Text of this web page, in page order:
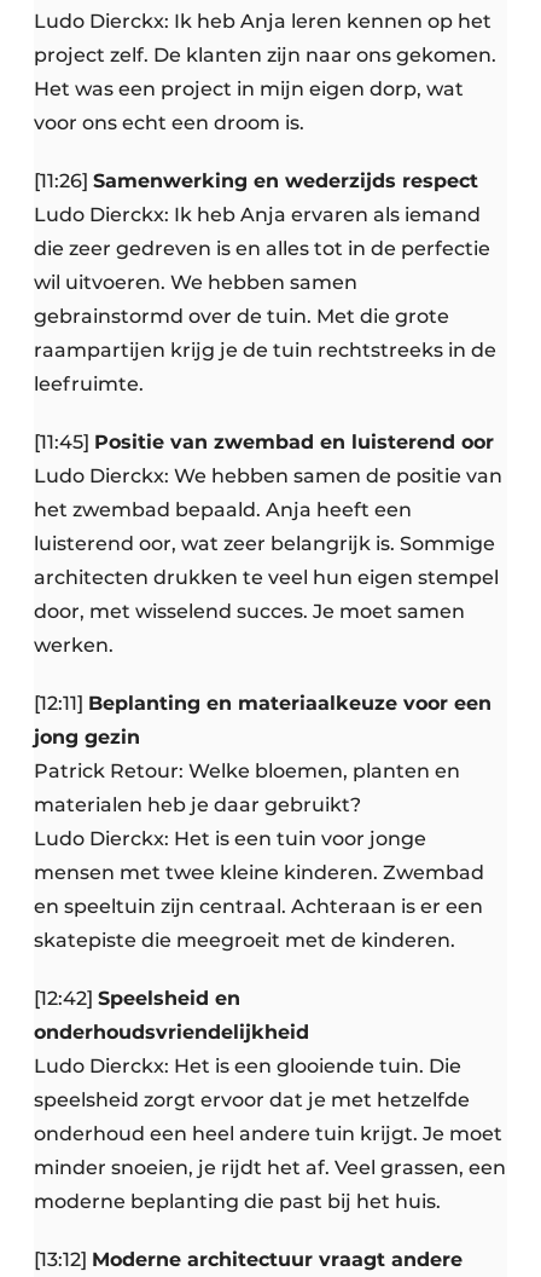
Ludo Dierckx: Ik heb Anja leren kennen op het
project zelf. De klanten zijn naar ons gekomen.
Het was een project in mijn eigen dorp, wat
voor ons echt een droom is.
[11:26] Samenwerking en wederzijds respect
Ludo Dierckx: Ik heb Anja ervaren als iemand
die zeer gedreven is en alles tot in de perfectie
wil uitvoeren. We hebben samen
gebrainstormd over de tuin. Met die grote
raampartijen krijg je de tuin rechtstreeks in de
leefruimte.
[11:45] Positie van zwembad en luisterend oor
Ludo Dierckx: We hebben samen de positie van
het zwembad bepaald. Anja heeft een
luisterend oor, wat zeer belangrijk is. Sommige
architecten drukken te veel hun eigen stempel
door, met wisselend succes. Je moet samen
werken.
[12:11] Beplanting en materiaalkeuze voor een
jong gezin
Patrick Retour: Welke bloemen, planten en
materialen heb je daar gebruikt?
Ludo Dierckx: Het is een tuin voor jonge
mensen met twee kleine kinderen. Zwembad
en speeltuin zijn centraal. Achteraan is er een
skatepiste die meegroeit met de kinderen.
[12:42] Speelsheid en
onderhoudsvriendelijkheid
Ludo Dierckx: Het is een glooiende tuin. Die
speelsheid zorgt ervoor dat je met hetzelfde
onderhoud een heel andere tuin krijgt. Je moet
minder snoeien, je rijdt het af. Veel grassen, een
moderne beplanting die past bij het huis.
[13:12] Moderne architectuur vraagt andere